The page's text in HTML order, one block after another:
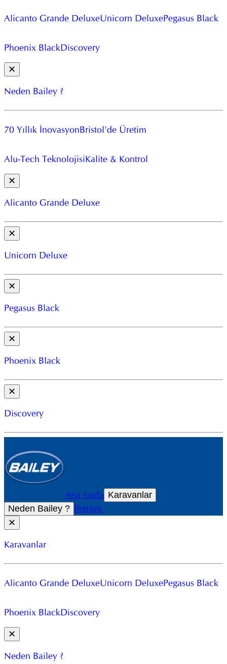
Alicanto Grande DeluxeUnicorn DeluxePegasus Black
Phoenix BlackDiscovery
✕
Neden Bailey ?
70 Yıllık İnovasyonBristol'de Üretim
Alu-Tech TeknolojisiKalite & Kontrol
✕
Alicanto Grande Deluxe
✕
Unicorn Deluxe
✕
Pegasus Black
✕
Phoenix Black
✕
Discovery
Ana Sayfa Karavanlar
Neden Bailey ? İletişim
✕
Karavanlar
Alicanto Grande DeluxeUnicorn DeluxePegasus Black
Phoenix BlackDiscovery
✕
Neden Bailey ?